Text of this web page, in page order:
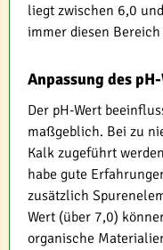
liegt zwischen 6,0
immer diesen Bereich
Anpassung des
Der pH-Wert
maßgeblich. Bei zu
Kalk zugeführt
habe gute
zusätzlich
Wert (über 7,0)
organische